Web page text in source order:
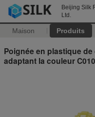
Beijing Silk
Ltd.
Maison Produits
Poignée en plastique
adaptant la couleur